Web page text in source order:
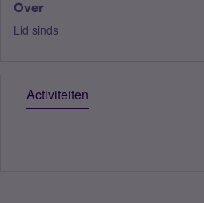
Over
Lid sinds
Activiteiten